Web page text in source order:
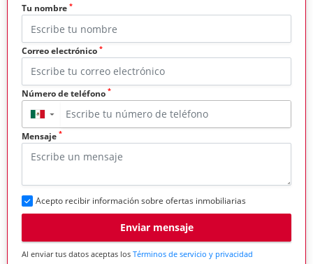
Tu nombre *
Correo electrónico *
Número de teléfono *
▼
Mensaje *
Acepto recibir información sobre ofertas inmobiliarias
Enviar mensaje
Al enviar tus datos aceptas los Términos de servicio y privacidad